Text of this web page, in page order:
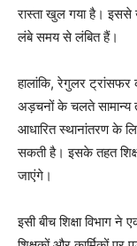
रास्ता खुल गया है। इससे
लंबे समय से लंबित हैं।
हालांकि, रेगुलर ट्रांसफर
अड़चनों के चलते सामान्य
आधारित स्थानांतरण के
सकती है। इसके तहत
जाएंगे।
इसी बीच शिक्षा